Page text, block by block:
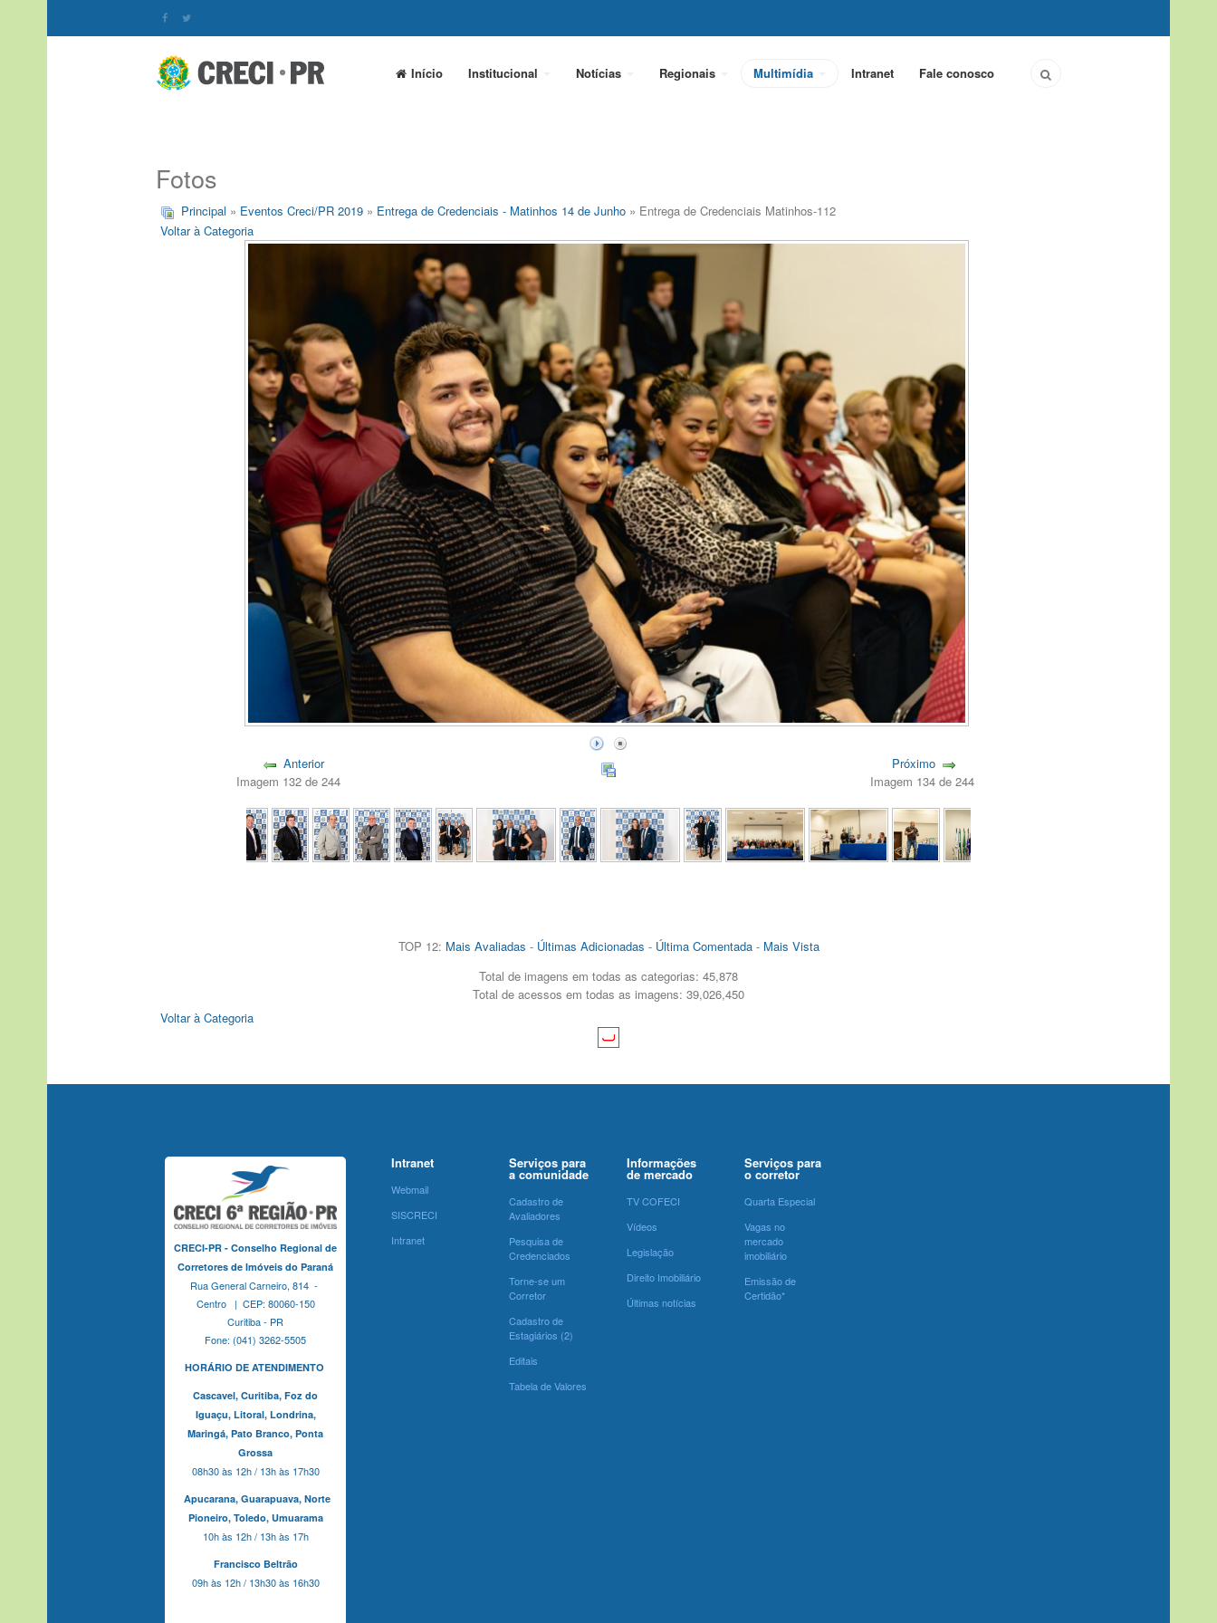
Início Institucional Notícias Regionais Multimídia Intranet Fale conosco
Fotos
Principal » Eventos Creci/PR 2019 » Entrega de Credenciais - Matinhos 14 de Junho » Entrega de Credenciais Matinhos-112
Voltar à Categoria
Anterior
Imagem 132 de 244
Próximo
Imagem 134 de 244
TOP 12: Mais Avaliadas - Últimas Adicionadas - Última Comentada- Mais Vista
Total de imagens em todas as categorias: 45,878
Total de acessos em todas as imagens: 39,026,450
Voltar à Categoria
CRECI-PR - Conselho Regional de
Corretores de Imóveis do Paraná
Rua General Carneiro, 814 -
Centro | CEP: 80060-150
Curitiba - PR
Fone: (041) 3262-5505
HORÁRIO DE ATENDIMENTO
Cascavel, Curitiba, Foz do
Iguaçu, Litoral, Londrina,
Maringá, Pato Branco, Ponta
Grossa
08h30 às 12h / 13h às 17h30
Apucarana, Guarapuava, Norte
Pioneiro, Toledo, Umuarama
10h às 12h / 13h às 17h
Francisco Beltrão
09h às 12h / 13h30 às 16h30
Intranet
Webmail
SISCRECI
Intranet
Serviços para
a comunidade
Cadastro de
Avaliadores
Pesquisa de
Credenciados
Torne-se um
Corretor
Cadastro de
Estagiários (2)
Editais
Tabela de Valores
Informações
de mercado
TV COFECI
Vídeos
Legislação
Direito Imobiliário
Últimas notícias
Serviços para
o corretor
Quarta Especial
Vagas no
mercado
imobiliário
Emissão de
Certidão*